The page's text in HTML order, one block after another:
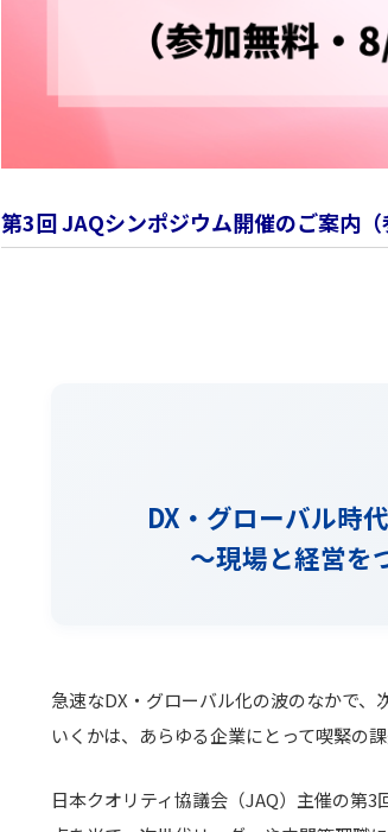
第3回 JAQシンポジウム開催のご案内
DX・グローバル時
～現場と経営を
急速なDX・グローバル化の波のなかで
いくかは、あらゆる企業にとって喫緊の課
日本クオリティ協議会（JAQ）主催の第